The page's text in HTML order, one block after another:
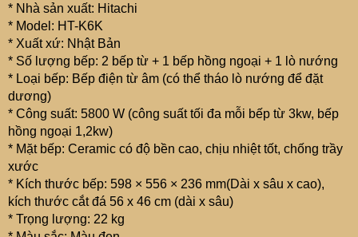
* Nhà sản xuất: Hitachi
* Model: HT-K6K
* Xuất xứ: Nhật Bản
* Số lượng bếp: 2 bếp từ + 1 bếp hồng ngoại + 1 lò nướng
* Loại bếp: Bếp điện từ âm (có thể tháo lò nướng để đặt
dương)
* Công suất: 5800 W (công suất tối đa mỗi bếp từ 3kw, bếp
hồng ngoại 1,2kw)
* Mặt bếp: Ceramic có độ bền cao, chịu nhiệt tốt, chống trầy
xước
* Kích thước bếp: 598 × 556 × 236 mm(Dài x sâu x cao),
kích thước cắt đá 56 x 46 cm (dài x sâu)
* Trọng lượng: 22 kg